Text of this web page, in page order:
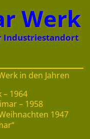
Werk
Industriestandort
in den Jahren
– 1964
– 1958
1947